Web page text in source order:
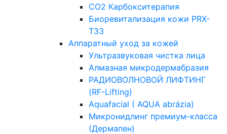
CO2 Карбокситерапия
Биоревитализация кожи PRX-
T33
Аппаратный уход за кожей
Ультразвуковая чистка лица
Алмазная микродермабразия
РАДИОВОЛНОВОЙ ЛИФТИНГ
(RF-Lifting)
Aquafacial ( AQUA abrázia)
Микронидлинг премиум-класса
(Дермапен)